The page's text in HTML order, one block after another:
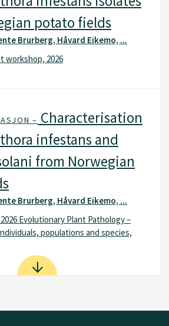
potato fields
Brurberg, Håvard Eikemo, ...
workshop, 2026
– Characterisation
infestans and
from Norwegian
Brurberg, Håvard Eikemo, ...
Evolutionary Plant Pathology –
populations and species,